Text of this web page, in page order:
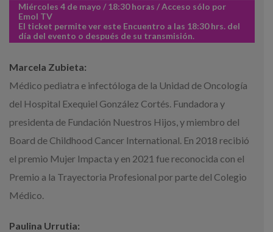
Miércoles 4 de mayo / 18:30 horas / Acceso sólo por
Emol TV
El ticket permite ver este Encuentro a las 18:30 hrs. del
día del evento o después de su transmisión.
Marcela Zubieta:
Médico pediatra e infectóloga de la Unidad de Oncología
del Hospital Exequiel González Cortés. Fundadora y
presidenta de Fundación Nuestros Hijos, y miembro del
Board de Childhood Cancer International. En 2018 recibió
el premio Mujer Impacta y en 2021 fue reconocida con el
Premio a la Trayectoria Profesional por parte del Colegio
Médico.
Paulina Urrutia: